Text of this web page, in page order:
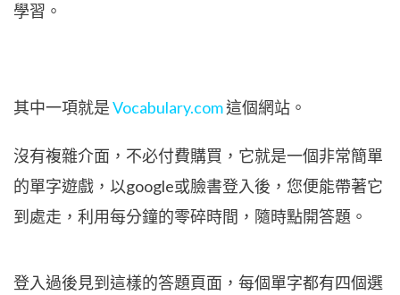
學習。
其中一項就是Vocabulary.com這個網站。
沒有複雜介面，不必付費購買，它就是一個非常簡單
的單字遊戲，以google或臉書登入後，您便能帶著它
到處走，利用每分鐘的零碎時間，隨時點開答題。
登入過後見到這樣的答題頁面，每個單字都有四個選